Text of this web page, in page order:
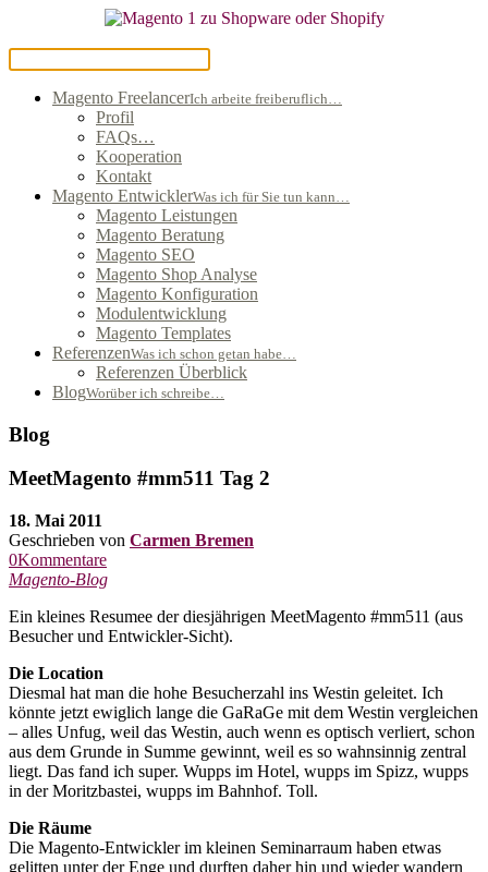
Magento FreelancerIch arbeite freiberuflich…
Profil
FAQs…
Kooperation
Kontakt
Magento EntwicklerWas ich für Sie tun kann…
Magento Leistungen
Magento Beratung
Magento SEO
Magento Shop Analyse
Magento Konfiguration
Modulentwicklung
Magento Templates
ReferenzenWas ich schon getan habe…
Referenzen Überblick
BlogWorüber ich schreibe…
Blog
MeetMagento #mm511 Tag 2
18. Mai 2011
Geschrieben von Carmen Bremen
0Kommentare
Magento-Blog
Ein kleines Resumee der diesjährigen MeetMagento #mm511 (aus
Besucher und Entwickler-Sicht).
Die Location
Diesmal hat man die hohe Besucherzahl ins Westin geleitet. Ich
könnte jetzt ewiglich lange die GaRaGe mit dem Westin vergleichen
– alles Unfug, weil das Westin, auch wenn es optisch verliert, schon
aus dem Grunde in Summe gewinnt, weil es so wahnsinnig zentral
liegt. Das fand ich super. Wupps im Hotel, wupps im Spizz, wupps
in der Moritzbastei, wupps im Bahnhof. Toll.
Die Räume
Die Magento-Entwickler im kleinen Seminarraum haben etwas
gelitten unter der Enge und durften daher hin und wieder wandern